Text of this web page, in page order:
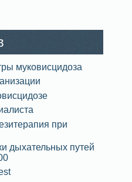
муковисцидоза
при
дыхательных путей